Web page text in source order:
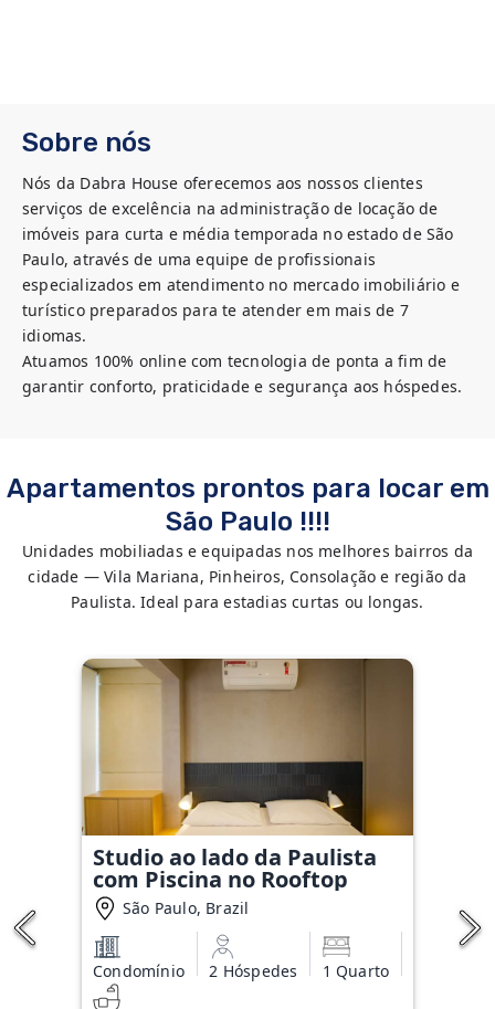
Sobre nós
Nós da Dabra House oferecemos aos nossos clientes
serviços de excelência na administração de locação de
imóveis para curta e média temporada no estado de São
Paulo, através de uma equipe de profissionais
especializados em atendimento no mercado imobiliário e
turístico preparados para te atender em mais de 7
idiomas.
Atuamos 100% online com tecnologia de ponta a fim de
garantir conforto, praticidade e segurança aos hóspedes.
Apartamentos prontos para locar em
São Paulo !!!!
Unidades mobiliadas e equipadas nos melhores bairros da
cidade — Vila Mariana, Pinheiros, Consolação e região da
Paulista. Ideal para estadias curtas ou longas.
Studio ao lado da Paulista
com Piscina no Rooftop
São Paulo, Brazil
Condomínio 2 Hóspedes 1 Quarto